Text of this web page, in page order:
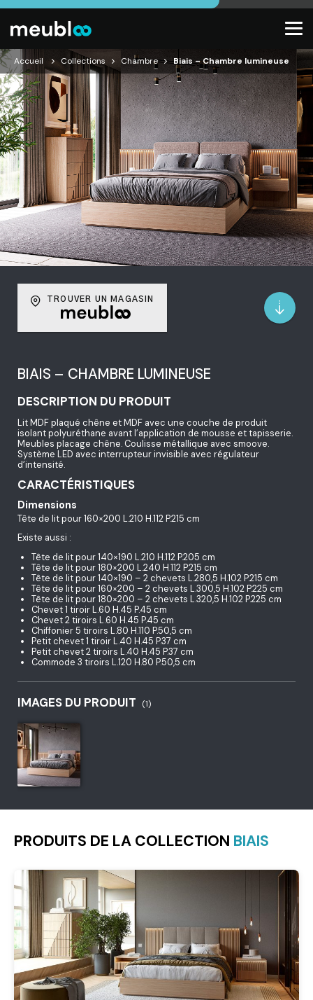
Accueil Collections Chambre Biais – Chambre lumineuse
TROUVER UN MAGASIN
BIAIS – CHAMBRE LUMINEUSE
DESCRIPTION DU PRODUIT
Lit MDF plaqué chêne et MDF avec une couche de produit
isolant polyuréthane avant l’application de mousse et tapisserie.
Meubles placage chêne. Coulisse métallique avec smoove.
Système LED avec interrupteur invisible avec régulateur
d’intensité.
CARACTÉRISTIQUES
Dimensions
Tête de lit pour 160×200 L.210 H.112 P.215 cm
Existe aussi :
Tête de lit pour 140×190 L.210 H.112 P.205 cm
Tête de lit pour 180×200 L.240 H.112 P.215 cm
Tête de lit pour 140×190 – 2 chevets L.280,5 H.102 P.215 cm
Tête de lit pour 160×200 – 2 chevets L.300,5 H.102 P.225 cm
Tête de lit pour 180×200 – 2 chevets L.320,5 H.102 P.225 cm
Chevet 1 tiroir L.60 H.45 P.45 cm
Chevet 2 tiroirs L.60 H.45 P.45 cm
Chiffonier 5 tiroirs L.80 H.110 P.50,5 cm
Petit chevet 1 tiroir L.40 H.45 P.37 cm
Petit chevet 2 tiroirs L.40 H.45 P.37 cm
Commode 3 tiroirs L.120 H.80 P.50,5 cm
IMAGES DU PRODUIT (1)
PRODUITS DE LA COLLECTION BIAIS